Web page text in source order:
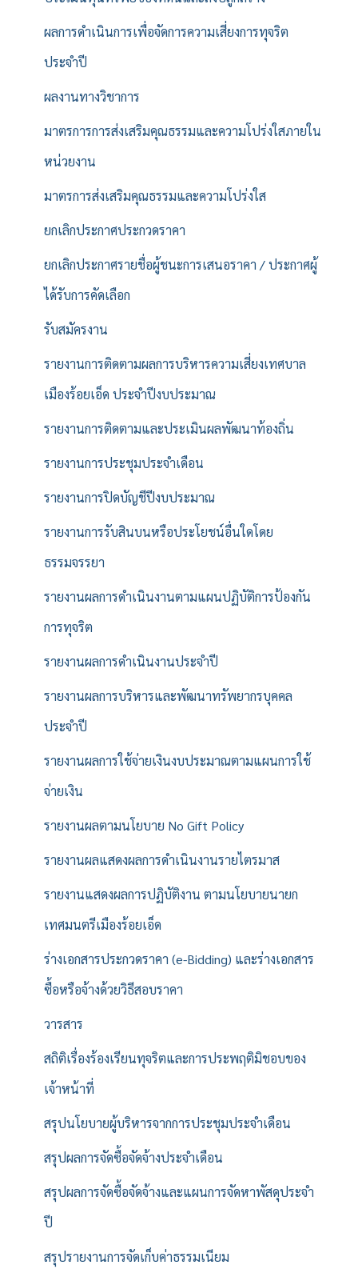
ผลการดำเนินการเพื่อจัดการความเสี่ยงการทุจริต
ประจำปี
ผลงานทางวิชาการ
มาตรการการส่งเสริมคุณธรรมและความโปร่งใสภายใน
หน่วยงาน
มาตรการส่งเสริมคุณธรรมและความโปร่งใส
ยกเลิกประกาศประกวดราคา
ยกเลิกประกาศรายชื่อผู้ชนะการเสนอราคา / ประกาศผู้
ได้รับการคัดเลือก
รับสมัครงาน
รายงานการติดตามผลการบริหารความเสี่ยงเทศบาล
เมืองร้อยเอ็ด ประจำปีงบประมาณ
รายงานการติดตามและประเมินผลพัฒนาท้องถิ่น
รายงานการประชุมประจำเดือน
รายงานการปิดบัญชีปีงบประมาณ
รายงานการรับสินบนหรือประโยชน์อื่นใดโดย
ธรรมจรรยา
รายงานผลการดำเนินงานตามแผนปฏิบัติการป้องกัน
การทุจริต
รายงานผลการดำเนินงานประจำปี
รายงานผลการบริหารและพัฒนาทรัพยากรบุคคล
ประจำปี
รายงานผลการใช้จ่ายเงินงบประมาณตามแผนการใช้
จ่ายเงิน
รายงานผลตามนโยบาย No Gift Policy
รายงานผลแสดงผลการดำเนินงานรายไตรมาส
รายงานแสดงผลการปฏิบัติงาน ตามนโยบายนายก
เทศมนตรีเมืองร้อยเอ็ด
ร่างเอกสารประกวดราคา (e-Bidding) และร่างเอกสาร
ซื้อหรือจ้างด้วยวิธีสอบราคา
วารสาร
สถิติเรื่องร้องเรียนทุจริตและการประพฤติมิชอบของ
เจ้าหน้าที่
สรุปนโยบายผู้บริหารจากการประชุมประจำเดือน
สรุปผลการจัดซื้อจัดจ้างประจำเดือน
สรุปผลการจัดซื้อจัดจ้างและแผนการจัดหาพัสดุประจำ
ปี
สรุปรายงานการจัดเก็บค่าธรรมเนียม